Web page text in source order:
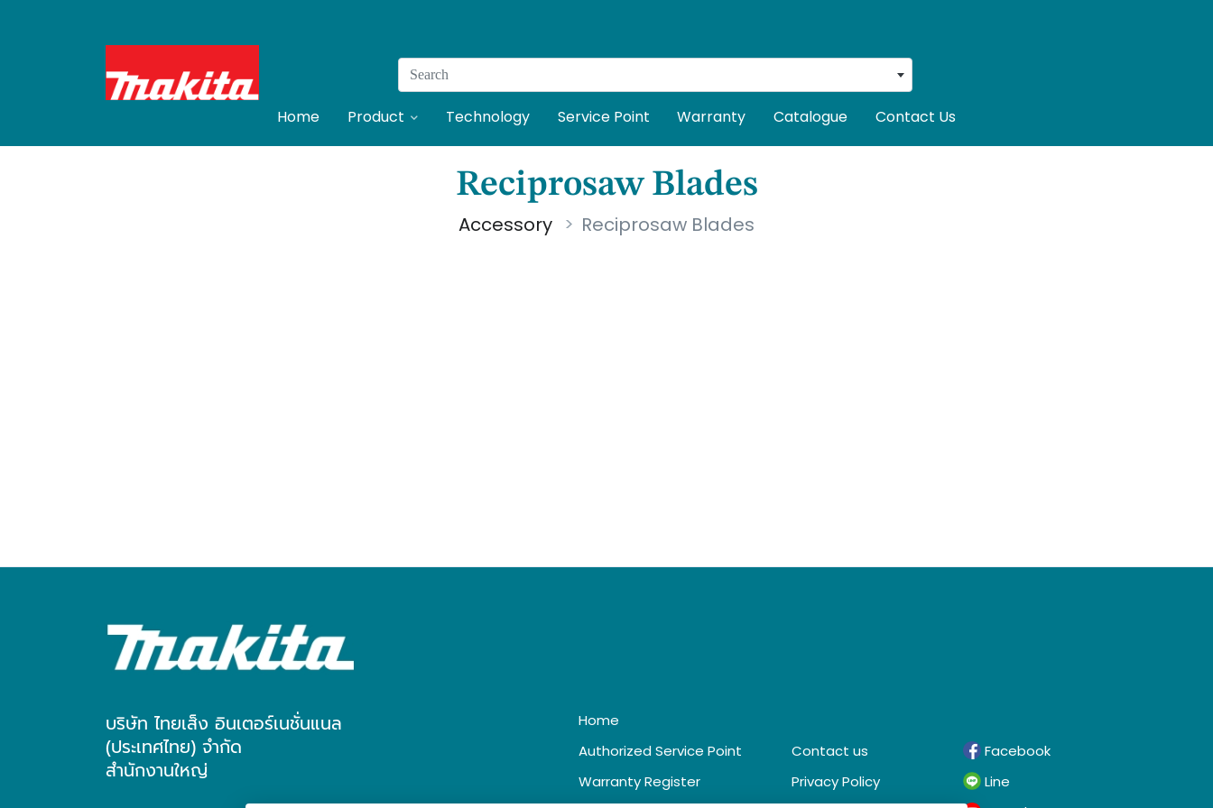
Search
Home Product Technology Service Point Warranty Catalogue Contact Us
Reciprosaw Blades
Accessory Reciprosaw Blades
บริษัท ไทยเส็ง อินเตอร์เนชั่นแนล
(ประเทศไทย) จำกัด
สำนักงานใหญ่
Home
Authorized Service Point
Warranty Register
Contact us
Privacy Policy
Facebook
Line